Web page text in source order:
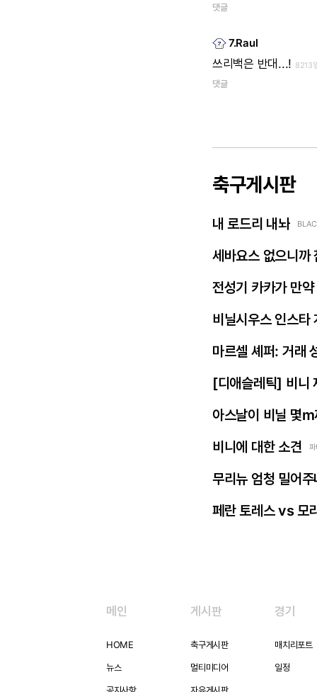
댓글
7.Raul
쓰리백은 반대...! 8213
댓글
축구게시판
내 로드리 내놔
세바요스 없으니까
전성기 카카가 만
비닐시우스 인스타
마르셀 셰퍼: 거래
[디애슬레틱] 비니
아스날이 비닐 몇
비니에 대한 소견
무리뉴 엄청 밀어
페란 토레스 vs 모
메인
HOME
뉴스
게시판
축구게시판
멀티미디어
경기
매치리포트
일정